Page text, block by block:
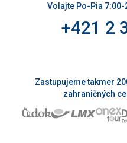
Volajte Po-Pia 7:00-
+421 2
Zastupujeme takmer
zahraničných